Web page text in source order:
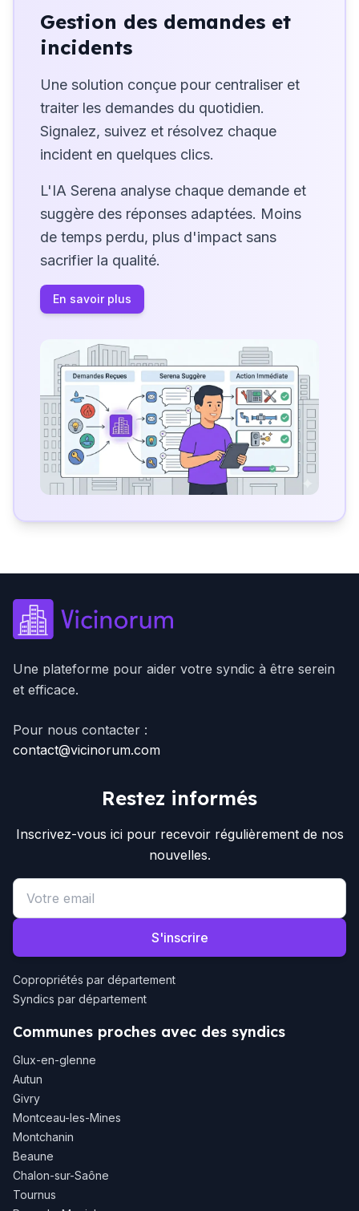
Gestion des demandes et
incidents
Une solution conçue pour centraliser et
traiter les demandes du quotidien.
Signalez, suivez et résolvez chaque
incident en quelques clics.
L'IA Serena analyse chaque demande et
suggère des réponses adaptées. Moins
de temps perdu, plus d'impact sans
sacrifier la qualité.
En savoir plus
Une plateforme pour aider votre syndic à être serein
et efficace.
Pour nous contacter :
contact@vicinorum.com
Restez informés
Inscrivez-vous ici pour recevoir régulièrement de nos
nouvelles.
Email address
S'inscrire
Copropriétés par département
Syndics par département
Communes proches avec des syndics
Glux-en-glenne
Autun
Givry
Montceau-les-Mines
Montchanin
Beaune
Chalon-sur-Saône
Tournus